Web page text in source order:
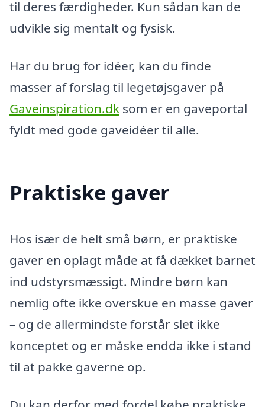
til deres færdigheder. Kun sådan kan de
udvikle sig mentalt og fysisk.
Har du brug for idéer, kan du finde
masser af forslag til legetøjsgaver på
Gaveinspiration.dk som er en gaveportal
fyldt med gode gaveidéer til alle.
Praktiske gaver
Hos især de helt små børn, er praktiske
gaver en oplagt måde at få dækket barnet
ind udstyrsmæssigt. Mindre børn kan
nemlig ofte ikke overskue en masse gaver
– og de allermindste forstår slet ikke
konceptet og er måske endda ikke i stand
til at pakke gaverne op.